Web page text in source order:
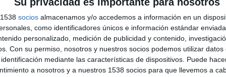
socios almacenamos y/o accedemos a información en un
como identificadores únicos e información estándar
personalizado, medición de publicidad y contenido,
Con su permiso, nosotros y nuestros socios podemos utilizar datos
mediante las características de dispositivos. Puede
a nosotros y a nuestros 1538 socios para que llevemos a
permitían conocer no ya dónde pasábamos
mirada en las pantallas.
dólares (8.200) en anuncios online en estados
del planeta. La burbuja punto com pronto
anunciantes norteamericanos inviertan más dinero